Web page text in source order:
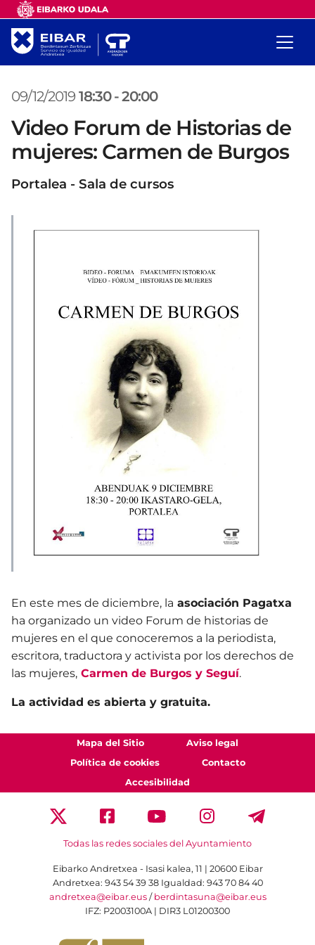
09/12/2019 18:30 -20:00
Video Forum de Historias de
mujeres: Carmen de Burgos
Portalea - Sala de cursos
En este mes de diciembre, la asociación Pagatxa
ha organizado un video Forum de historias de
mujeres en el que conoceremos a la periodista,
escritora, traductora y activista por los derechos de
las mujeres, Carmen de Burgos y Seguí.
La actividad es abierta y gratuita.
Mapa del Sitio
Aviso legal
Política de cookies
Contacto
Accesibilidad
Todas las redes sociales del Ayuntamiento
Eibarko Andretxea - Isasi kalea, 11 | 20600 Eibar
Andretxea: 943 54 39 38 Igualdad: 943 70 84 40
andretxea@eibar.eus/ berdintasuna@eibar.eus
IFZ: P2003100A | DIR3 L01200300